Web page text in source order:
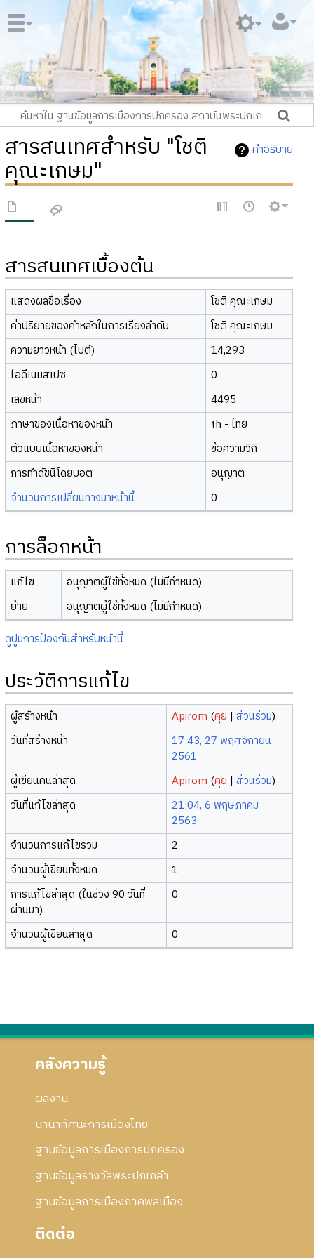
คำอธิบาย
สารสนเทศสำหรับ "โชติ
คุณะเกษม"
สารสนเทศเบื้องต้น
แสดงผลชื่อเรื่อง
โชติ คุณะเกษม
ค่าปริยายของคำหลักในการเรียงลำดับ
โชติ คุณะเกษม
ความยาวหน้า (ไบต์)
14,293
ไอดีเนมสเปซ
0
เลขหน้า
4495
ภาษาของเนื้อหาของหน้า
th - ไทย
ตัวแบบเนื้อหาของหน้า
ข้อความวิกิ
การทำดัชนีโดยบอต
อนุญาต
จำนวนการเปลี่ยนทางมาหน้านี้
0
การล็อกหน้า
แก้ไข
อนุญาตผู้ใช้ทั้งหมด (ไม่มีกำหนด)
ย้าย
อนุญาตผู้ใช้ทั้งหมด (ไม่มีกำหนด)
ดูปูมการป้องกันสำหรับหน้านี้
ประวัติการแก้ไข
ผู้สร้างหน้า Apirom (คุย |ส่วนร่วม)
วันที่สร้างหน้า
17:43, 27 พฤศจิกายน
2561
ผู้เขียนคนล่าสุด
Apirom (คุย |ส่วนร่วม)
วันที่แก้ไขล่าสุด
21:04, 6 พฤษภาคม
2563
จำนวนการแก้ไขรวม
2
จำนวนผู้เขียนทั้งหมด
1
การแก้ไขล่าสุด (ในช่วง 90 วันที่
ผ่านมา)
0
จำนวนผู้เขียนล่าสุด 0
คลังความรู้
ผลงาน
นานาทัศนะการเมืองไทย
ฐานข้อมูลการเมืองการปกครอง
ฐานข้อมูลรางวัลพระปกเกล้า
ฐานข้อมูลการเมืองภาคพลเมือง
ติดต่อ